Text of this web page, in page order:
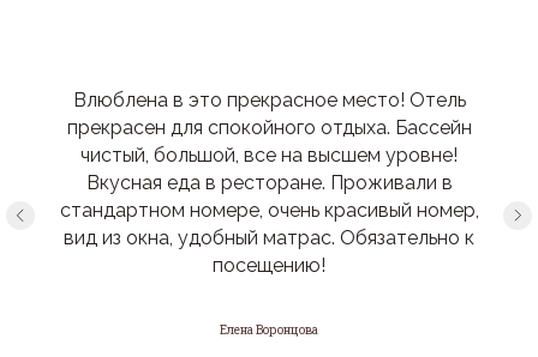
Влюблена в это прекрасное место! Отель
прекрасен для спокойного отдыха. Бассейн
чистый, большой, все на высшем уровне!
Вкусная еда в ресторане. Проживали в
стандартном номере, очень красивый номер,
вид из окна, удобный матрас. Обязательно к
посещению!
Елена Воронцова